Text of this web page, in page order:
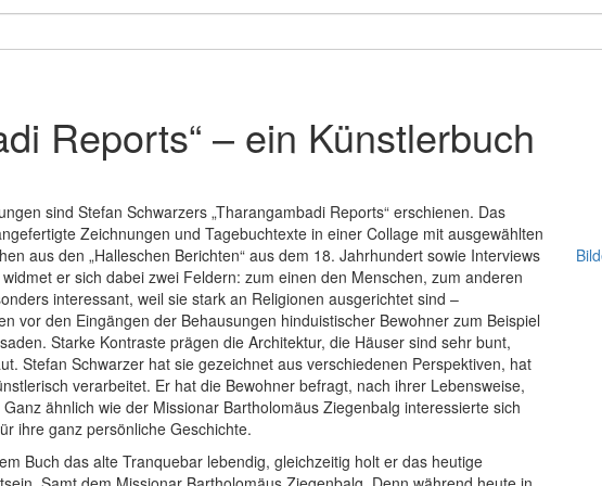
Reports“ – ein Künstlerbuch
sind Stefan Schwarzers „Tharangambadi Reports“ erschienen. Das
Zeichnungen und Tagebuchtexte in einer Collage mit ausgewählten
aus den „Halleschen Berichten“ aus dem 18. Jahrhundert sowie Interviews
er sich dabei zwei Feldern: zum einen den Menschen, zum anderen
interessant, weil sie stark an Religionen ausgerichtet sind –
vor den Eingängen der Behausungen hinduistischer Bewohner zum Beispiel
Starke Kontraste prägen die Architektur, die Häuser sind sehr bunt,
Stefan Schwarzer hat sie gezeichnet aus verschiedenen Perspektiven, hat
verarbeitet. Er hat die Bewohner befragt, nach ihrer Lebensweise,
ähnlich wie der Missionar Bartholomäus Ziegenbalg interessierte sich
ihre ganz persönliche Geschichte.
Buch das alte Tranquebar lebendig, gleichzeitig holt er das heutige